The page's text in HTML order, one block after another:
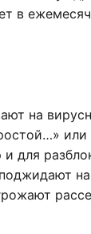
в
на
или
для